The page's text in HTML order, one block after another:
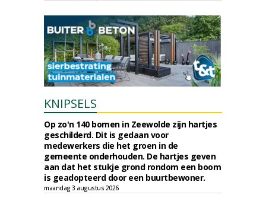
KNIPSELS
Op zo'n 140 bomen in Zeewolde zijn hartjes
geschilderd. Dit is gedaan voor
medewerkers die het groen in de
gemeente onderhouden. De hartjes geven
aan dat het stukje grond rondom een boom
is geadopteerd door een buurtbewoner.
maandag 3 augustus 2026